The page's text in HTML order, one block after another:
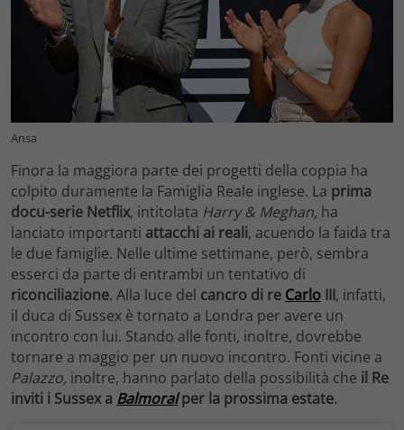
Ansa
Finora la maggiora parte dei progetti della coppia ha
colpito duramente la Famiglia Reale inglese. La prima
docu-serie Netflix, intitolata Harry & Meghan, ha
lanciato importanti attacchi ai reali, acuendo la faida tra
le due famiglie. Nelle ultime settimane, però, sembra
esserci da parte di entrambi un tentativo di
riconciliazione. Alla luce del cancro di re Carlo III, infatti,
il duca di Sussex è tornato a Londra per avere un
incontro con lui. Stando alle fonti, inoltre, dovrebbe
tornare a maggio per un nuovo incontro. Fonti vicine a
Palazzo, inoltre, hanno parlato della possibilità che il Re
inviti i Sussex a Balmoralper la prossima estate.